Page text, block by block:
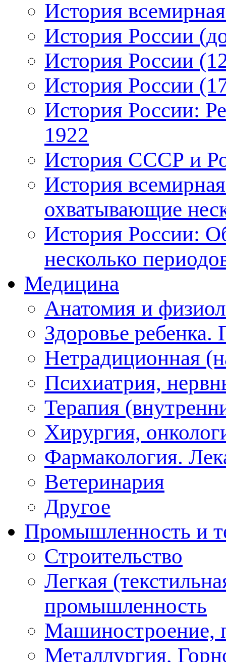
История
История России
История России
История России
История России:
1922
История СССР и
История
охватывающие
История России:
несколько
Медицина
Анатомия и
Здоровье ребенка.
Нетрадиционная
Психиатрия,
Терапия
Хирургия,
Фармакология.
Ветеринария
Другое
Промышленность и
Строительство
Легкая
промышленность
Машиностроение,
Металлургия,